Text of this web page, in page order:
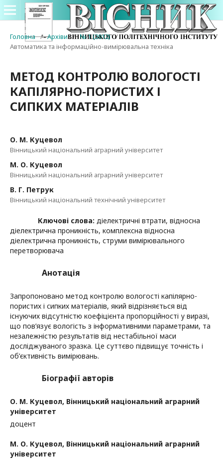
Головна / Архіви / № 1 (2012) /
Автоматика та інформаційно-вимірювальна техніка
МЕТОД КОНТРОЛЮ ВОЛОГОСТІ
КАПІЛЯРНО-ПОРИСТИХ І
СИПКИХ МАТЕРІАЛІВ
О. М. Куцевол
Вінницький національний аграрний університет
М. О. Куцевол
Вінницький національний аграрний університет
В. Г. Петрук
Вінницький національний технічний університет
Ключові слова: діелектричні втрати, відносна
діелектрична проникність, комплексна відносна
діелектрична проникність, струми вимірювального
перетворювача
Анотація
Запропоновано метод контролю вологості капілярно-
пористих і сипких матеріалів, який відрізняється від
існуючих відсутністю коефіцієнта пропорційності у виразі,
що пов’язує вологість з інформативними параметрами, та
незалежністю результатів від нестабільної маси
досліджуваного зразка. Це суттєво підвищує точність і
об’єктивність вимірювань.
Біографії авторів
О. М. Куцевол, Вінницький національний аграрний
університет
доцент
М. О. Куцевол, Вінницький національний аграрний
університет